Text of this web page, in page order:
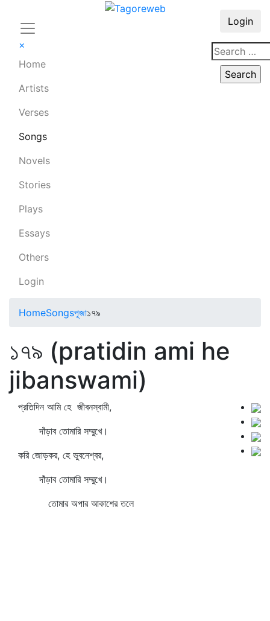
×
Home
Artists
Verses
Songs
Novels
Stories
Plays
Essays
Others
Login
Login
HomeSongsপূজা১৭৯
১৭৯ (pratidin ami he
jibanswami)
প্রতিদিন আমি হে জীবনস্বামী,
দাঁড়াব তোমারি সম্মুখে।
করি জোড়কর, হে ভুবনেশ্বর,
দাঁড়াব তোমারি সম্মুখে।
তোমার অপার আকাশের তলে